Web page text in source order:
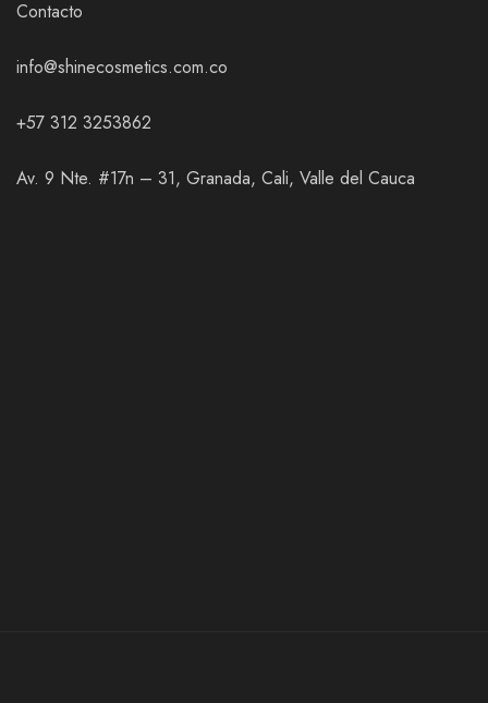
Contacto
info@shinecosmetics.com.co
+57 312 3253862
Av. 9 Nte. #17n – 31, Granada, Cali, Valle del Cauca